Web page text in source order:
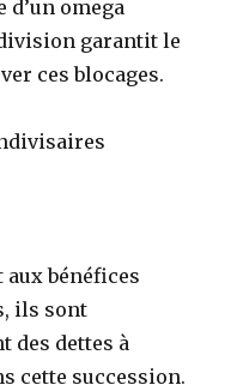
d’un omega
garantit le
ces blocages.
bénéfices
ils sont
des dettes à
cette succession.